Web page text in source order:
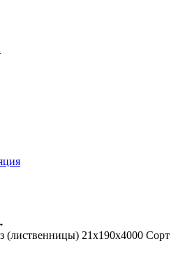
(лиственницы) 21х190х4000 Сорт